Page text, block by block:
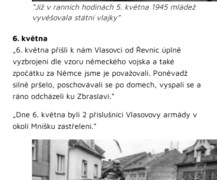
“Již v ranních hodinách 5. května 1945 mládež
vyvěšovala státní vlajky”
6. května
„6. května přišli k nám Vlasovci od Řevnic úplně
vyzbrojeni dle vzoru německého vojska a také
zpočátku za Němce jsme je považovali. Poněvadž
silně pršelo, poschovávali se po domech, vyspali se a
ráno odcházeli ku Zbraslavi.“
„Dne 6. května byli 2 příslušníci Vlasovovy armády v
okolí Mníšku zastřeleni.“